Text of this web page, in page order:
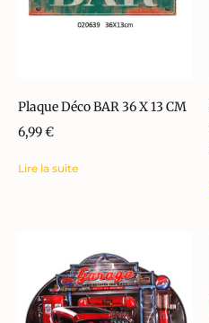
Plaque Déco BAR 36 X 13 CM
6,99€
Lire la suite